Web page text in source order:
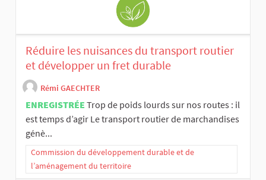
Réduire les nuisances du transport routier
et développer un fret durable
Rémi GAECHTER
ENREGISTRÉE Trop de poids lourds sur nos routes : il
est temps d’agir Le transport routier de marchandises
génè...
Commission du développement durable et de
l’aménagement du territoire